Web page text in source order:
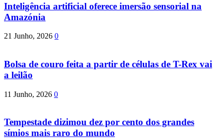
Inteligência artificial oferece imersão sensorial na
Amazónia
21 Junho, 2026 0
Bolsa de couro feita a partir de células de T-Rex vai
a leilão
11 Junho, 2026 0
Tempestade dizimou dez por cento dos grandes
símios mais raro do mundo